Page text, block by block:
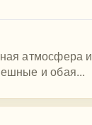
атмосфера и
и обая...